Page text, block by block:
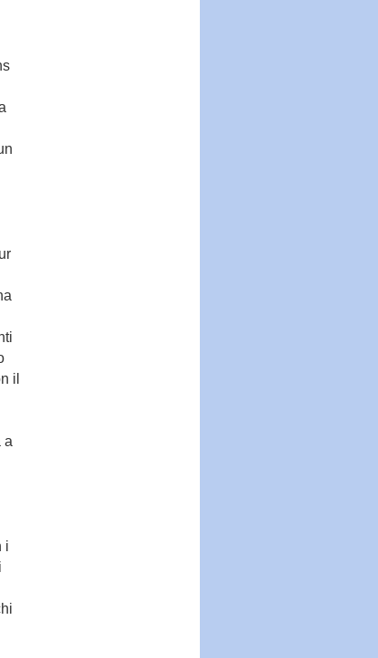
il
a
i